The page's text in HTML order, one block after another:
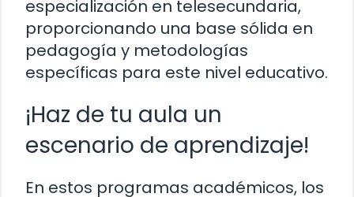
especialización en telesecundaria,
proporcionando una base sólida en
pedagogía y metodologías
específicas para este nivel educativo.
¡Haz de tu aula un
escenario de aprendizaje!
En estos programas académicos, los